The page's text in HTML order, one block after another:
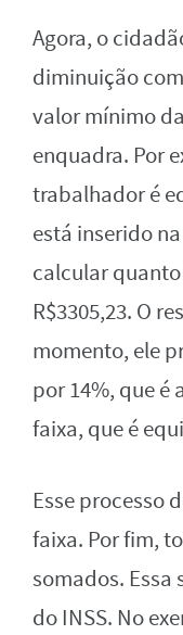
Agora, o
diminuição
valor mínimo
enquadra. Por
trabalhador é
está inserido
calcular quanto
R$3305,23. O
momento, ele
por 14%, que
faixa, que é
Esse processo
faixa. Por fim,
somados. Essa
do INSS. No